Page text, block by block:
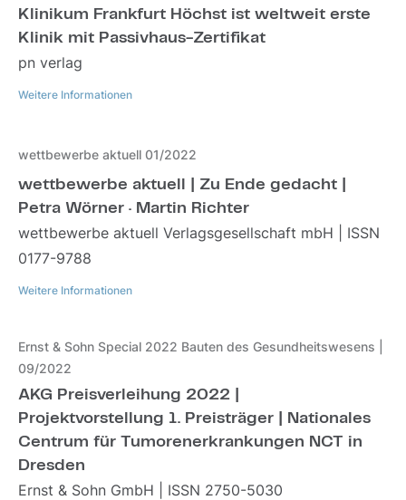
Klinikum Frankfurt Höchst ist weltweit erste
Klinik mit Passivhaus-Zertifikat
pn verlag
Weitere Informationen
wettbewerbe aktuell 01/2022
wettbewerbe aktuell | Zu Ende gedacht |
Petra Wörner · Martin Richter
wettbewerbe aktuell Verlagsgesellschaft mbH | ISSN
0177-9788
Weitere Informationen
Ernst & Sohn Special 2022 Bauten des Gesundheitswesens |
09/2022
AKG Preisverleihung 2022 |
Projektvorstellung 1. Preisträger | Nationales
Centrum für Tumorenerkrankungen NCT in
Dresden
Ernst & Sohn GmbH | ISSN 2750-5030